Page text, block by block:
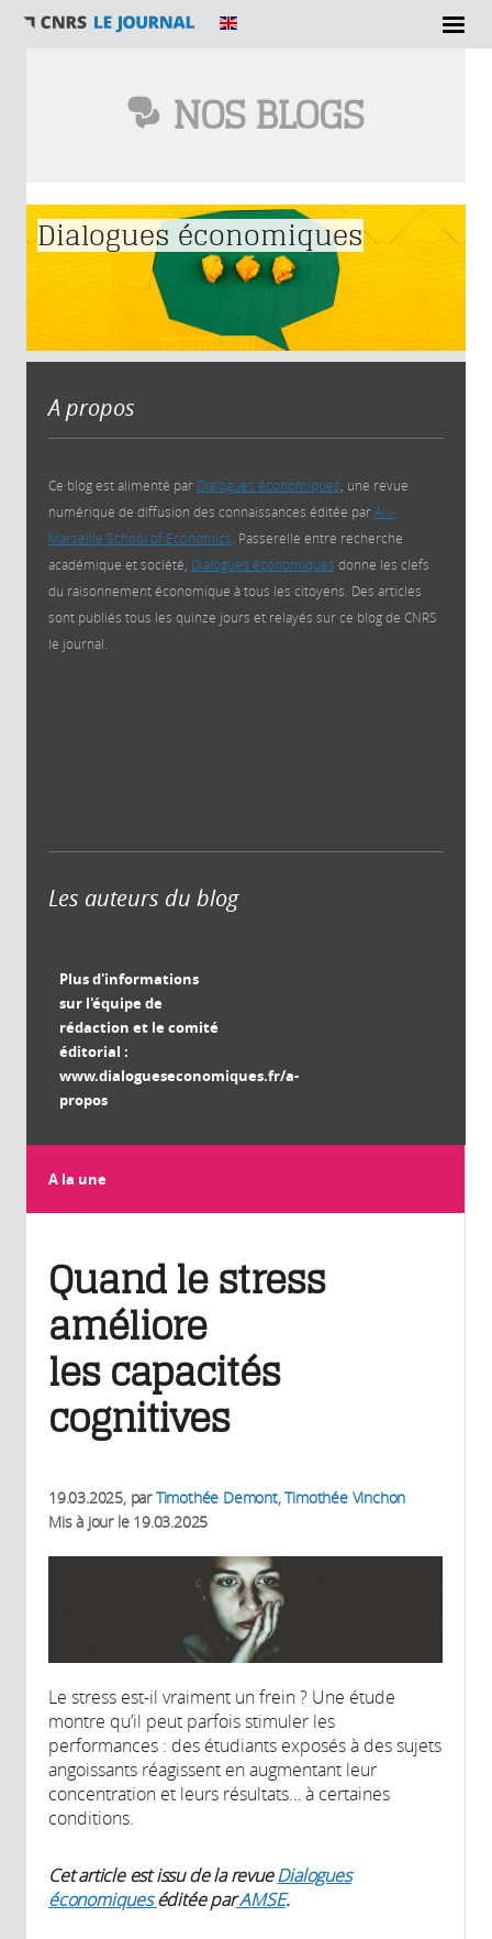
NOS BLOGS
Vous êtes ici
Dialogues économiques
A propos
Ce blog est alimenté par Dialogues économiques , une revue
numérique de diffusion des connaissances éditée parAix-
Marseille School of Economics . Passerelle entre recherche
académique et société, Dialogues économiques donne les clefs
du raisonnement économique à tous les citoyens. Des articles
sont publiés tous les quinze jours et relayés sur ce blog de CNRS
le journal.
Les auteurs du blog
Plus d'informations
sur l'équipe de
rédaction et le comité
éditorial :
www.dialogueseconomiques.fr/a-
propos
A la une
Quand le stress
améliore
les capacités
cognitives
19.03.2025, parTimothée Demont, Timothée Vinchon
Mis à jour le 19.03.2025
Le stress est-il vraiment un frein ? Une étude
montre qu’il peut parfois stimuler les
performances : des étudiants exposés à des sujets
angoissants réagissent en augmentant leur
concentration et leurs résultats… à certaines
conditions.
Cet article est issu de la revueDialogues
économiques éditée parAMSE.